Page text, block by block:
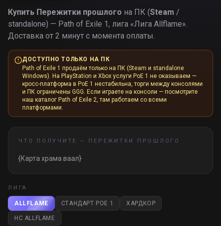
Купить Пережитки прошлого на ПК (Steam /
standalone) — Path of Exile 1, лига «Лига Allflame».
Доставка от 2 минут с момента оплаты.
ДОСТУПНО ТОЛЬКО НА ПК
Path of Exile 1 продаём только на ПК (Steam и standalone
Windows). На PlayStation и Xbox услуги PoE 1 не оказываем —
кросс-платформа в PoE 1 нестабильна, торги между консолями
и ПК ограничены GGG. Если играете на консоли — посмотрите
наш каталог Path of Exile 2, там работаем со всеми
платформами.
ЧТО ПОЛУЧИТЕ — ПЕРЕЖИТКИ ПРОШЛОГО
{Карта храма ваал}
ЛИГА
ALLFLAME СТАНДАРТ POE 1 ХАРДКОР
HC ALLFLAME